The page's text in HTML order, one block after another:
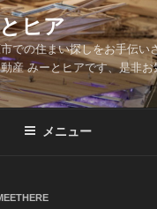
ヒア
での住まい探しをお手伝い
産 みーとヒアです、是非お
メニュー